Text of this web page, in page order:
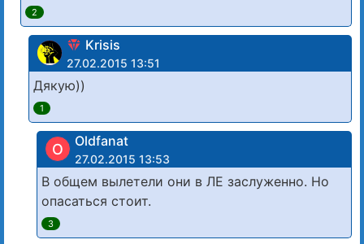
2
Krisis
27.02.2015 13:51
Дякую))
1
O Oldfanat
27.02.2015 13:53
В общем вылетели они в ЛЕ заслуженно. Но
опасаться стоит.
3